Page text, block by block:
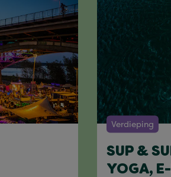
Verdieping
SUP &
YOGA,